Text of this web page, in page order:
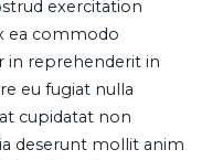
exercitation
ea commodo
in reprehenderit in
eu fugiat nulla
cupidatat non
deserunt mollit anim